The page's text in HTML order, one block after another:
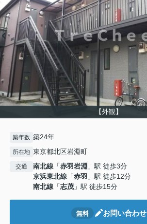
【外観】
築年数 築24年
所在地 東京都北区岩淵町
交通 南北線 「赤羽岩淵 」駅 徒歩3分
京浜東北線 「赤羽 」駅 徒歩12分
南北線 「志茂 」駅 徒歩15分
無料 お問い合わせ